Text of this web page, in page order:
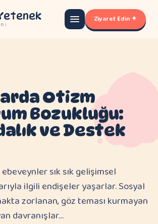
Ziyaret Edin ✦
Otizm
Bozukluğu:
ve Destek
sık sık gelişimsel
ilgili endişeler yaşarlar. Sosyal
zorlanan, göz teması kurmayan
davranışlar…